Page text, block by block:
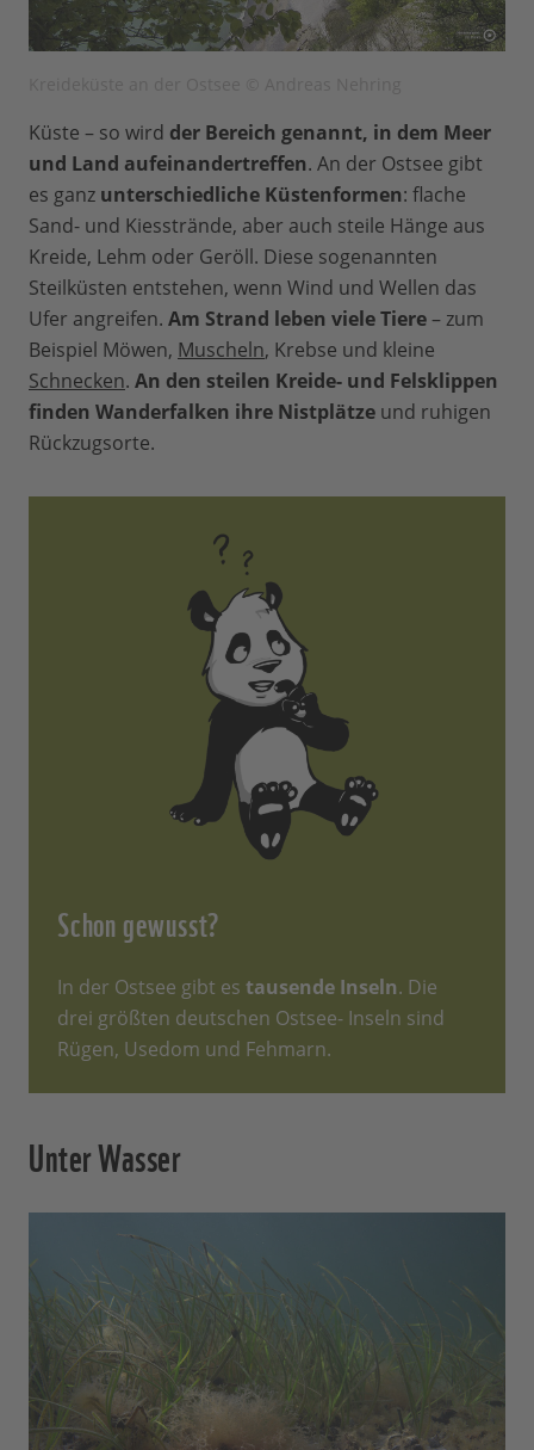
Küste – so wird der Bereich genannt, in dem Meer
und Land aufeinandertreffen. An der Ostsee gibt
es ganz unterschiedliche Küstenformen: flache
Sand- und Kiesstrände, aber auch steile Hänge aus
Kreide, Lehm oder Geröll. Diese sogenannten
Steilküsten entstehen, wenn Wind und Wellen das
Ufer angreifen. Am Strand leben viele Tiere– zum
Beispiel Möwen, Muscheln, Krebse und kleine
Schnecken. An den steilen Kreide- und Felsklippen
finden Wanderfalken ihre Nistplätze und ruhigen
Rückzugsorte.
Schon gewusst?
In der Ostsee gibt es tausende Inseln. Die
drei größten deutschen Ostsee- Inseln sind
Rügen, Usedom und Fehmarn.
Unter Wasser